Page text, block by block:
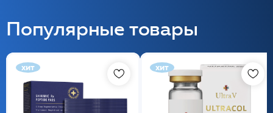
Популярные товары
хит хит